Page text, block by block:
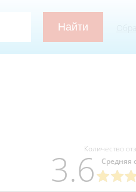
Количество
Средняя
3.6